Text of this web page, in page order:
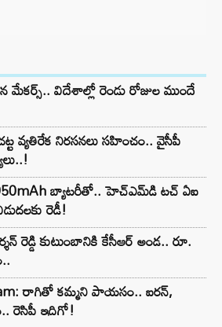
మేకర్స్.. విదేశాల్లో రెండు రోజుల ముందే
వ్యతిరేక నిరసనలు సహించం.. వైసీపీ
బ్యాటరీతో.. హెచ్‌ఎమ్‌డి టచ్ ఏఐ
రెడీ!
రెడ్డి కుటుంబానికి కేసీఆర్ అండ.. రూ.
రాగితో కమ్మని పాయసం.. ఐరన్,
రెసిపీ ఇదిగో!